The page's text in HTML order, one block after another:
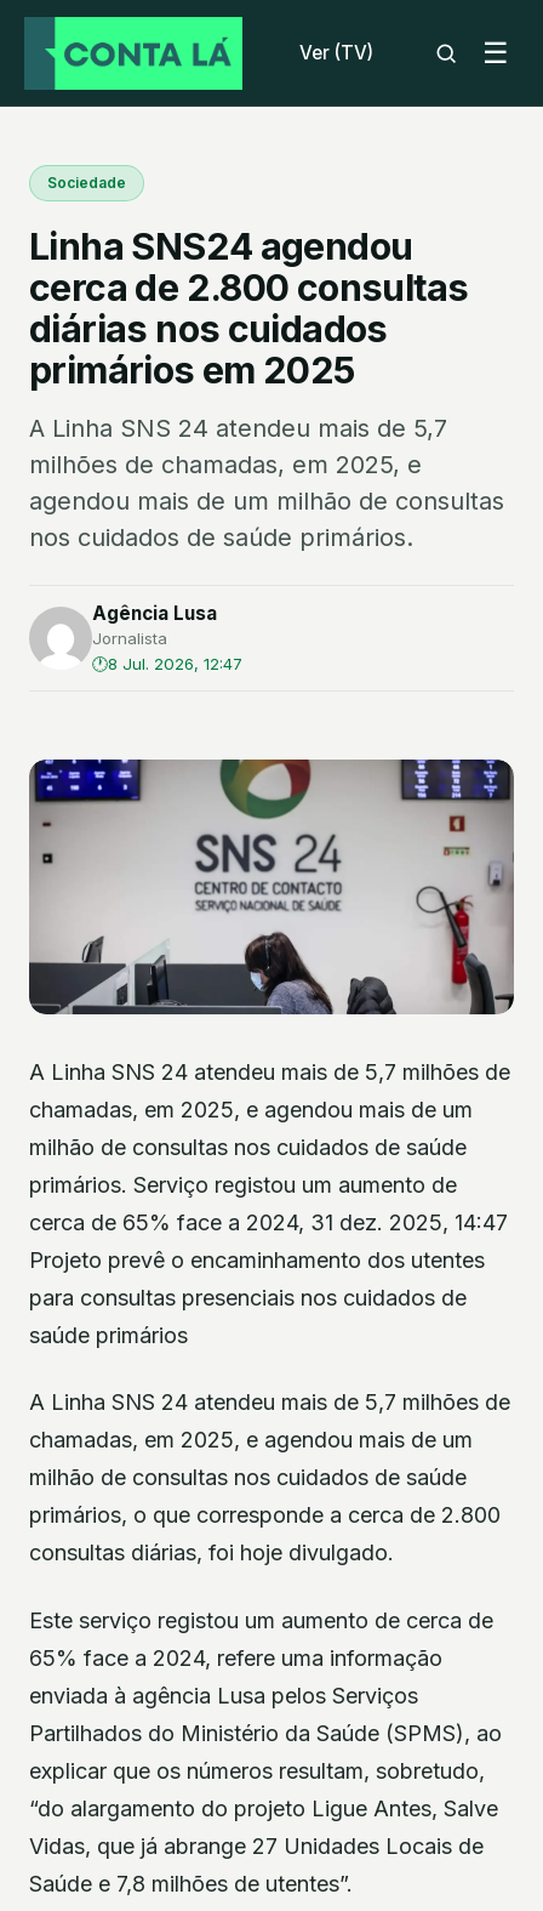
Ver (TV) ☰
Sociedade
Linha SNS24 agendou
cerca de 2.800 consultas
diárias nos cuidados
primários em 2025
A Linha SNS 24 atendeu mais de 5,7
milhões de chamadas, em 2025, e
agendou mais de um milhão de consultas
nos cuidados de saúde primários.
Agência Lusa
Jornalista
8 Jul. 2026, 12:47
A Linha SNS 24 atendeu mais de 5,7 milhões de
chamadas, em 2025, e agendou mais de um
milhão de consultas nos cuidados de saúde
primários. Serviço registou um aumento de
cerca de 65% face a 2024, 31 dez. 2025, 14:47
Projeto prevê o encaminhamento dos utentes
para consultas presenciais nos cuidados de
saúde primários
A Linha SNS 24 atendeu mais de 5,7 milhões de
chamadas, em 2025, e agendou mais de um
milhão de consultas nos cuidados de saúde
primários, o que corresponde a cerca de 2.800
consultas diárias, foi hoje divulgado.
Este serviço registou um aumento de cerca de
65% face a 2024, refere uma informação
enviada à agência Lusa pelos Serviços
Partilhados do Ministério da Saúde (SPMS), ao
explicar que os números resultam, sobretudo,
“do alargamento do projeto Ligue Antes, Salve
Vidas, que já abrange 27 Unidades Locais de
Saúde e 7,8 milhões de utentes”.